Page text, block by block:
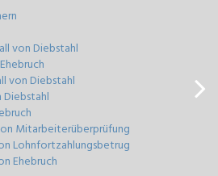
von Diebstahl
von Diebstahl
Diebstahl
Mitarbeiterüberprüfung
Lohnfortzahlungsbetrug
Ehebruch